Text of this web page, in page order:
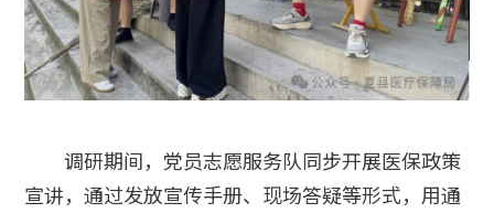
调研期间，党员志愿服务队同步开展医保政策
宣讲，通过发放宣传手册、现场答疑等形式，用通